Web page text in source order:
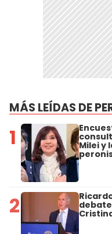
MÁS LEÍDAS DE
1 Milei y
2